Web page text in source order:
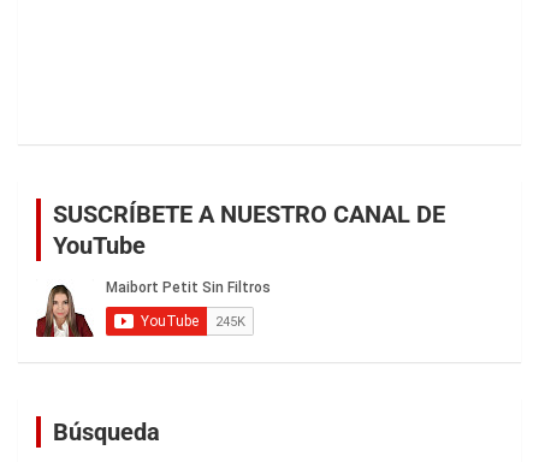
SUSCRÍBETE A NUESTRO CANAL DE
YouTube
Búsqueda